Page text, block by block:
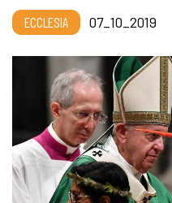
ECCLESIA 07_10_2019